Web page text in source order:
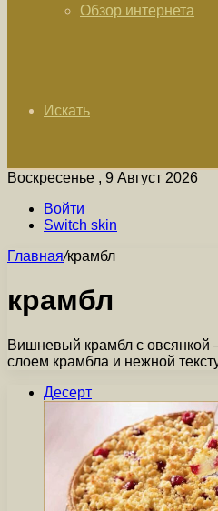
Обзор интернета
Искать
Воскресенье , 9 Август 2026
Войти
Switch skin
Главная/крамбл
крамбл
Вишневый крамбл с овсянкой
слоем крамбла и нежной
Десерт